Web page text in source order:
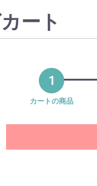
ート
1
カートの商品